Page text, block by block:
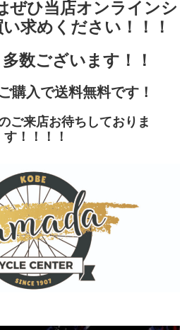
ぜひ当店オンラインシ
求めください！！！
数ございます！！
購入で送料無料です！
ご来店お待ちしておりま
す！！！！